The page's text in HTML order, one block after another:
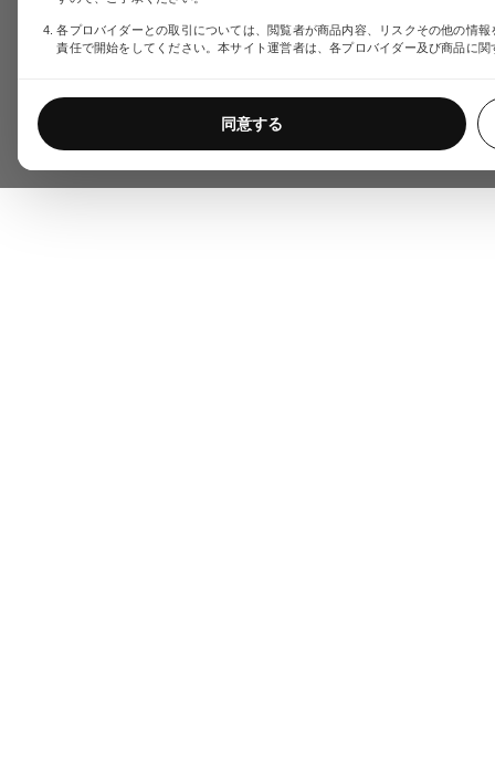
各プロバイダーとの取引については、閲覧者が商品内容、リスクその他の情
責任で開始をしてください。本サイト運営者は、各プロバイダー及び商品に
同意する